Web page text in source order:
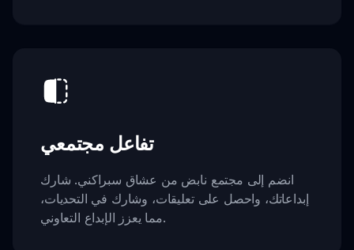
تفاعل مجتمعي
انضم إلى مجتمع نابض من عشاق سبراكني. شارك
إبداعاتك، واحصل على تعليقات، وشارك في التحديات،
مما يعزز الإبداع التعاوني.